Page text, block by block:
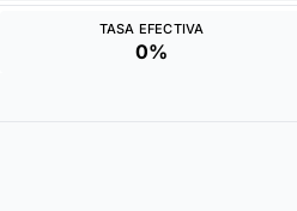
TASA EFECTIVA
0%